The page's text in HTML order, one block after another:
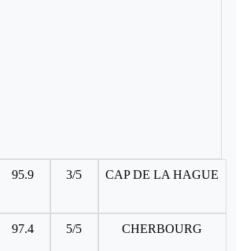
95.9 3/5 CAP DE LA HAGUE
97.4 5/5 CHERBOURG